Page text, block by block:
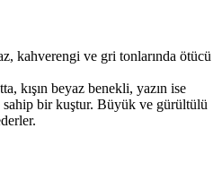
kahverengi ve gri tonlarında ötücü
kışın beyaz benekli, yazın ise
bir kuştur. Büyük ve gürültülü